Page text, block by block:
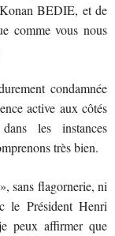
BEDIE, et de
comme vous nous
condamnée
active aux côtés
les instances
très bien.
sans flagornerie, ni
le Président Henri
peux affirmer que